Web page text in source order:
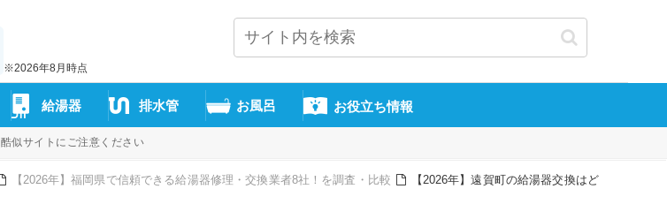
※2026年8月時点
給湯器 排水管 お風呂 お役立ち情報
酷似サイトにご注意ください
【2026年】福岡県で信頼できる給湯器修理・交換業者8社！を調査・比較
【2026年】遠賀町の給湯器交換はど